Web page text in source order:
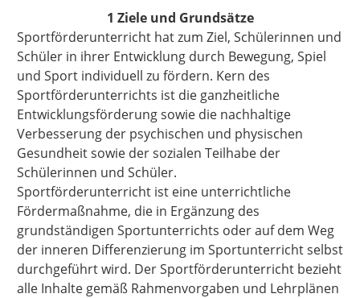
1 Ziele und Grundsätze
Sportförderunterricht hat zum Ziel, Schülerinnen und
Schüler in ihrer Entwicklung durch Bewegung, Spiel
und Sport individuell zu fördern. Kern des
Sportförderunterrichts ist die ganzheitliche
Entwicklungsförderung sowie die nachhaltige
Verbesserung der psychischen und physischen
Gesundheit sowie der sozialen Teilhabe der
Schülerinnen und Schüler.
Sportförderunterricht ist eine unterrichtliche
Fördermaßnahme, die in Ergänzung des
grundständigen Sportunterrichts oder auf dem Weg
der inneren Differenzierung im Sportunterricht selbst
durchgeführt wird. Der Sportförderunterricht bezieht
alle Inhalte gemäß Rahmenvorgaben und Lehrplänen